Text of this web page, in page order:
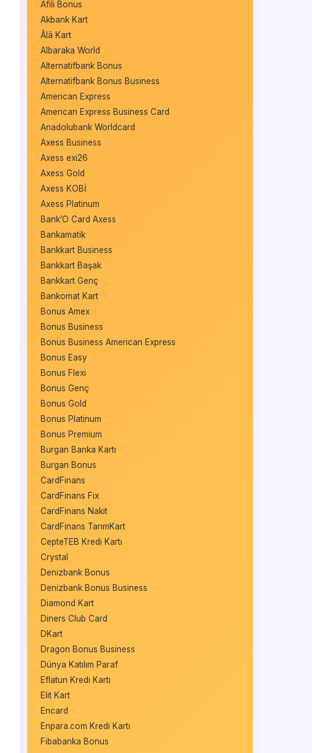
Afili Bonus
Akbank Kart
Âlâ Kart
Albaraka World
Alternatifbank Bonus
Alternatifbank Bonus Business
American Express
American Express Business Card
Anadolubank Worldcard
Axess Business
Axess exi26
Axess Gold
Axess KOBİ
Axess Platinum
Bank’O Card Axess
Bankamatik
Bankkart Business
Bankkart Başak
Bankkart Genç
Bankomat Kart
Bonus Amex
Bonus Business
Bonus Business American Express
Bonus Easy
Bonus Flexi
Bonus Genç
Bonus Gold
Bonus Platinum
Bonus Premium
Burgan Banka Kartı
Burgan Bonus
CardFinans
CardFinans Fix
CardFinans Nakit
CardFinans TarımKart
CepteTEB Kredi Kartı
Crystal
Denizbank Bonus
Denizbank Bonus Business
Diamond Kart
Diners Club Card
DKart
Dragon Bonus Business
Dünya Katılım Paraf
Eflatun Kredi Kartı
Elit Kart
Encard
Enpara.com Kredi Kartı
Fibabanka Bonus